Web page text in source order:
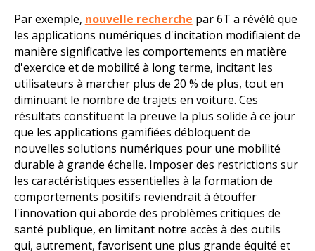
Par exemple, nouvelle recherche par 6T a révélé que
les applications numériques d'incitation modifiaient de
manière significative les comportements en matière
d'exercice et de mobilité à long terme, incitant les
utilisateurs à marcher plus de 20 % de plus, tout en
diminuant le nombre de trajets en voiture. Ces
résultats constituent la preuve la plus solide à ce jour
que les applications gamifiées débloquent de
nouvelles solutions numériques pour une mobilité
durable à grande échelle. Imposer des restrictions sur
les caractéristiques essentielles à la formation de
comportements positifs reviendrait à étouffer
l'innovation qui aborde des problèmes critiques de
santé publique, en limitant notre accès à des outils
qui, autrement, favorisent une plus grande équité et